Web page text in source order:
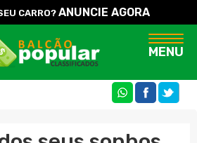
CARRO?ANUNCIE AGORA
MENU